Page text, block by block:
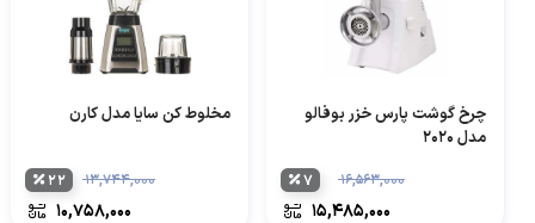
چرخ گوشت پارس خزر بوفالو
مدل 2020
۱۶,۵۶۳,۰۰۰
۱۵,۴۸۵,۰۰۰
۷
مخلوط کن سایا مدل کارن
۱۳,۷۴۴,۰۰۰
۱۰,۷۵۸,۰۰۰
۲۲